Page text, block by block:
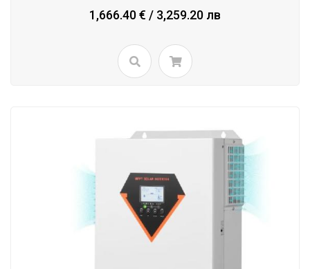
1,666.40 € / 3,259.20 лв